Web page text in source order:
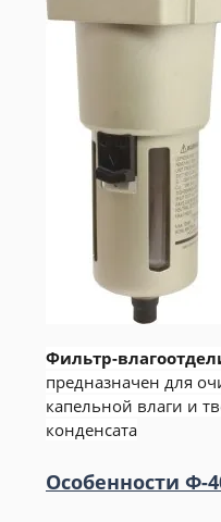
Фильтр-
предназначен для
капельной влаги и
конденсата
Особенности Ф-